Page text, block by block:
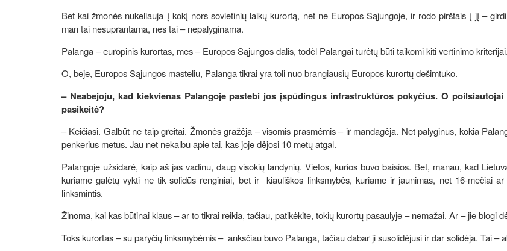
Bet kai žmonės nukeliauja į kokį nors sovietinių laikų kurortą, net ne Europos Sąjungoje, ir rodo pirštais į jį –
man tai nesuprantama, nes tai – nepalyginama.
Palanga – europinis kurortas, mes – Europos Sąjungos dalis, todėl Palangai turėtų būti taikomi kiti vertinimo kriterijai.
O, beje, Europos Sąjungos masteliu, Palanga tikrai yra toli nuo brangiausių Europos kurortų dešimtuko.
– Neabejoju, kad kiekvienas Palangoje pastebi jos įspūdingus infrastruktūros pokyčius. O poilsiautojai
pasikeitė?
– Keičiasi. Galbūt ne taip greitai. Žmonės gražėja – visomis prasmėmis – ir mandagėja. Net palyginus, kokia
penkerius metus. Jau net nekalbu apie tai, kas joje dėjosi 10 metų atgal.
Palangoje užsidarė, kaip aš jas vadinu, daug visokių landynių. Vietos, kurios buvo baisios. Bet, manau, kad
kuriame galėtų vykti ne tik solidūs renginiai, bet ir kiauliškos linksmybės, kuriame ir jaunimas, net 16-mečiai ar
linksmintis.
Žinoma, kai kas būtinai klaus – ar to tikrai reikia, tačiau, patikėkite, tokių kurortų pasaulyje – nemažai. Ar – jie blogi
Toks kurortas – su paryčių linksmybėmis – anksčiau buvo Palanga, tačiau dabar ji susolidėjusi ir dar solidėja. Tai –